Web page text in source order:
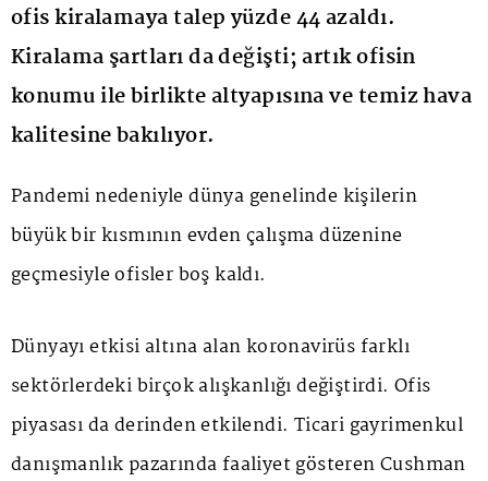
ofis kiralamaya talep yüzde 44 azaldı.
Kiralama şartları da değişti; artık ofisin
konumu ile birlikte altyapısına ve temiz hava
kalitesine bakılıyor.
Pandemi nedeniyle dünya genelinde kişilerin
büyük bir kısmının evden çalışma düzenine
geçmesiyle ofisler boş kaldı.
Dünyayı etkisi altına alan koronavirüs farklı
sektörlerdeki birçok alışkanlığı değiştirdi. Ofis
piyasası da derinden etkilendi. Ticari gayrimenkul
danışmanlık pazarında faaliyet gösteren Cushman